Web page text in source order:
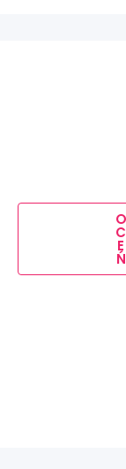
O
C
E
Ń